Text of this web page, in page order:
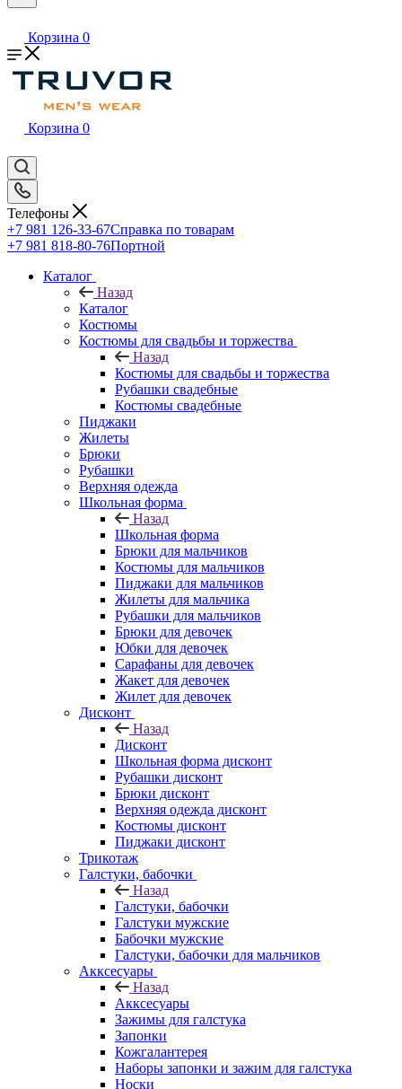
Корзина 0
Корзина 0
Телефоны
+7 981 126-33-67Справка по товарам
+7 981 818-80-76Портной
Каталог
Назад
Каталог
Костюмы
Костюмы для свадьбы и торжества
Назад
Костюмы для свадьбы и торжества
Рубашки свадебные
Костюмы свадебные
Пиджаки
Жилеты
Брюки
Рубашки
Верхняя одежда
Школьная форма
Назад
Школьная форма
Брюки для мальчиков
Костюмы для мальчиков
Пиджаки для мальчиков
Жилеты для мальчика
Рубашки для мальчиков
Брюки для девочек
Юбки для девочек
Сарафаны для девочек
Жакет для девочек
Жилет для девочек
Дисконт
Назад
Дисконт
Школьная форма дисконт
Рубашки дисконт
Брюки дисконт
Верхняя одежда дисконт
Костюмы дисконт
Пиджаки дисконт
Трикотаж
Галстуки, бабочки
Назад
Галстуки, бабочки
Галстуки мужские
Бабочки мужские
Галстуки, бабочки для мальчиков
Акксесуары
Назад
Акксесуары
Зажимы для галстука
Запонки
Кожгалантерея
Наборы запонки и зажим для галстука
Носки